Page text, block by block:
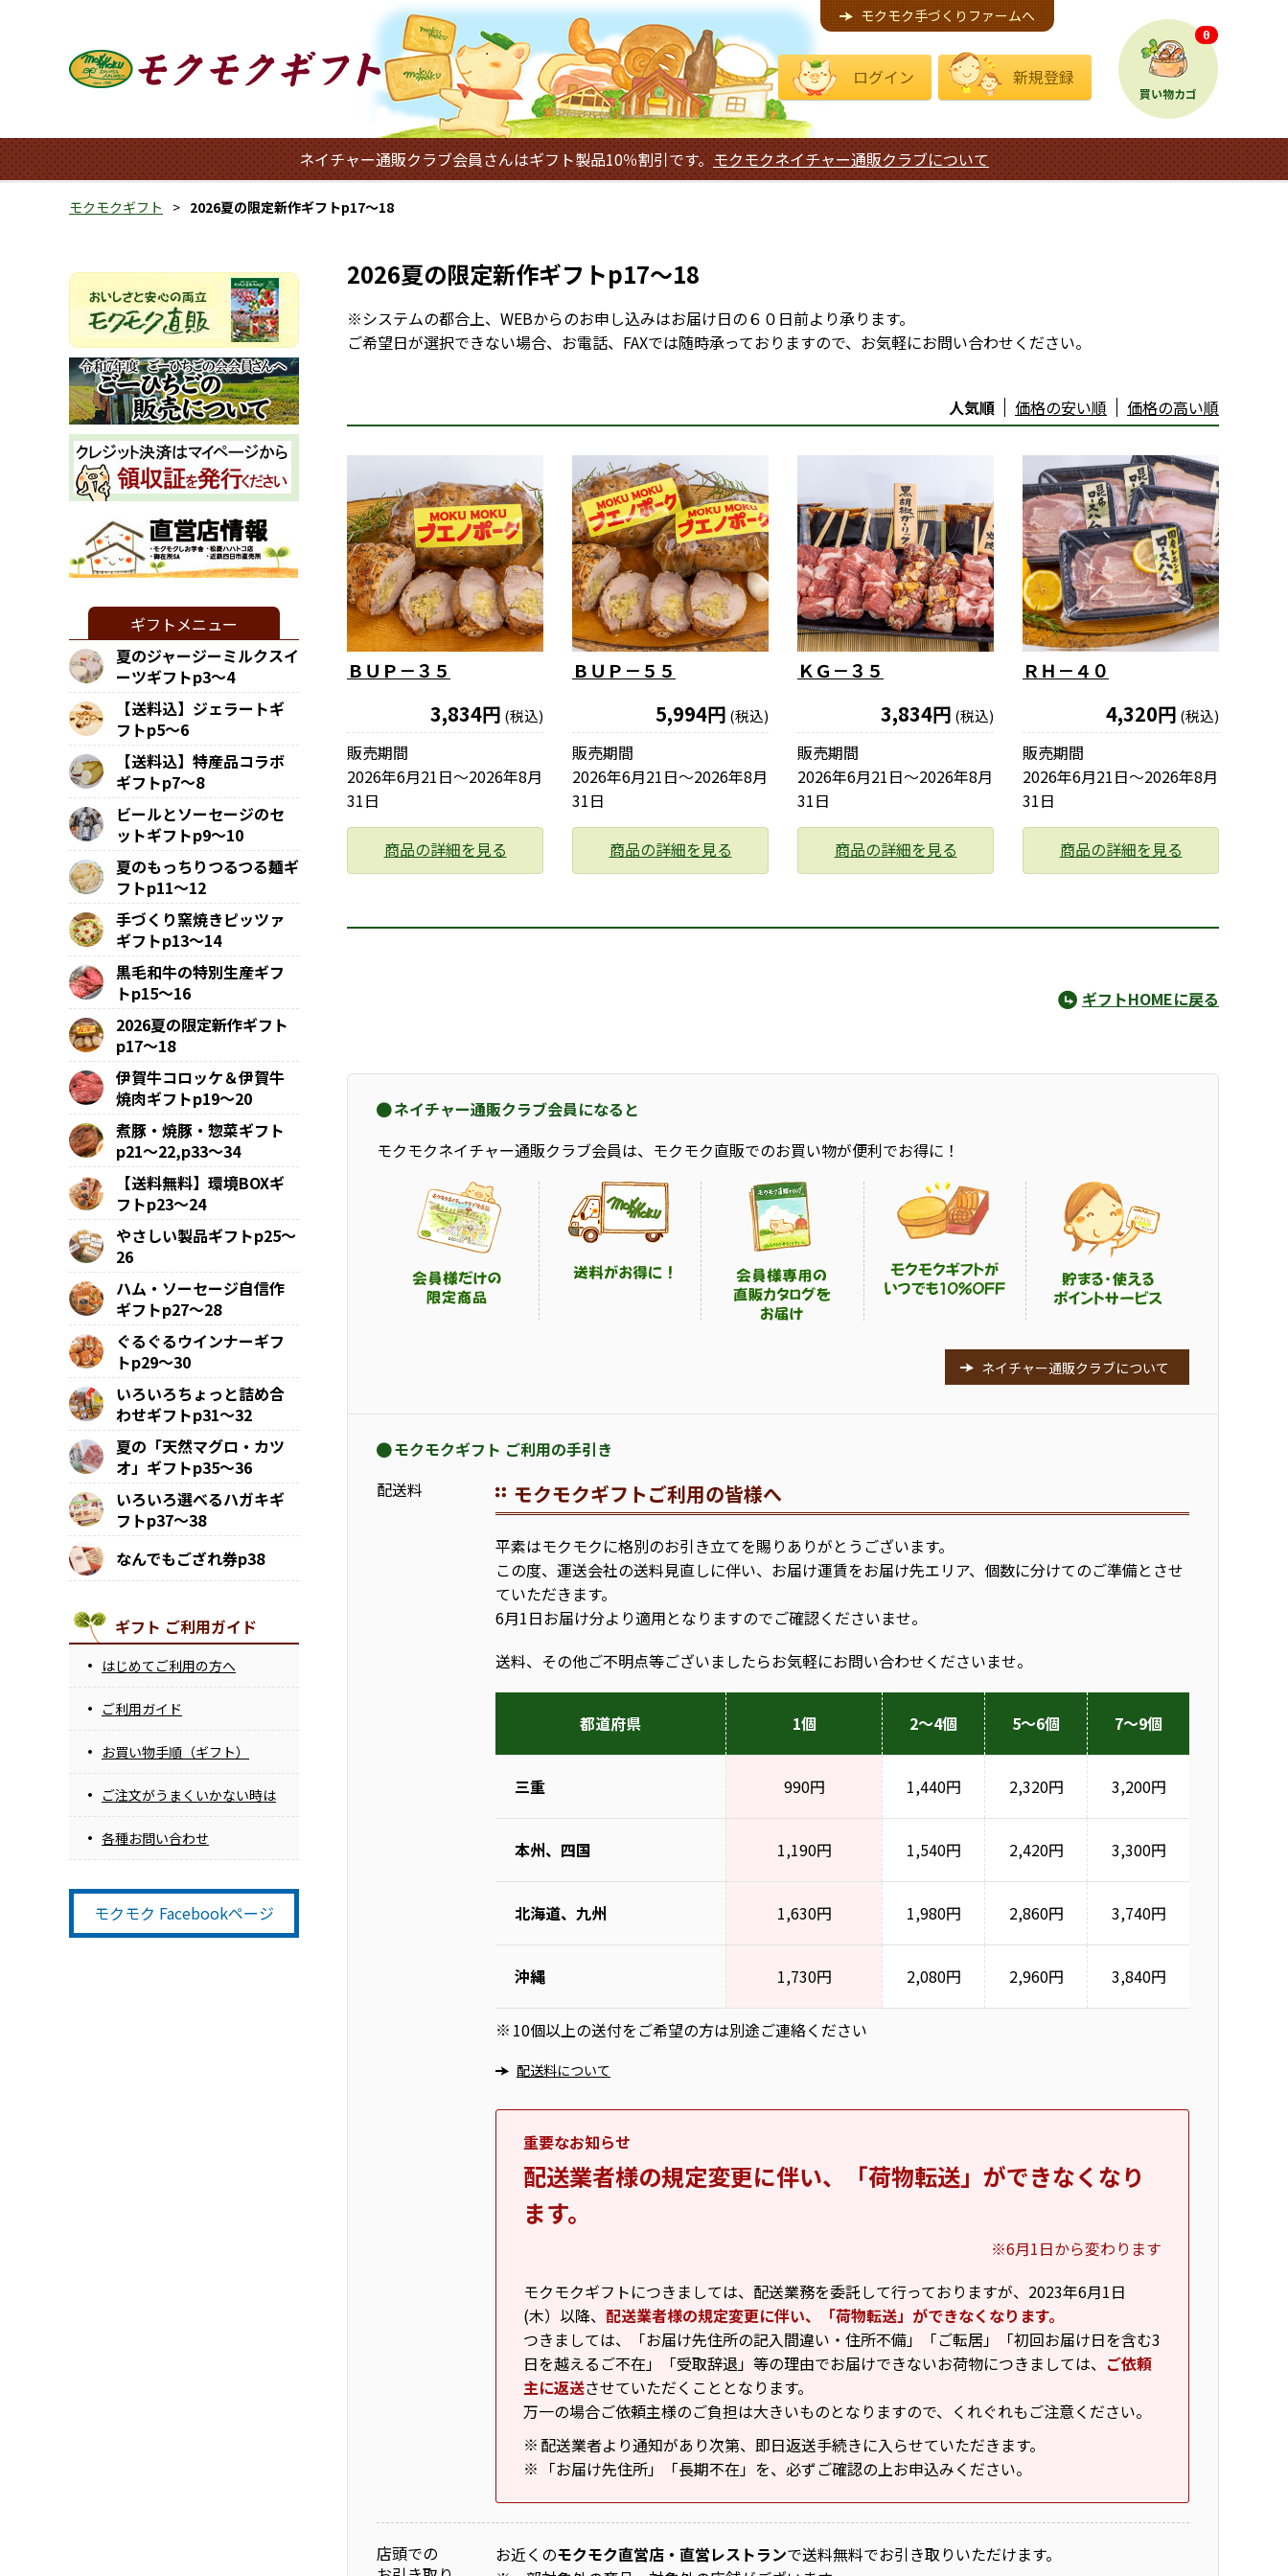
モクモク手づくりファームへ
ログイン 新規登録
買い物カゴ
0
ネイチャー通販クラブ会員さんはギフト製品10％割引です。 モクモクネイチャー通販クラブについて
モクモクギフト 2026夏の限定新作ギフトp17～18
2026夏の限定新作ギフトp17～18
※システムの都合上、WEBからのお申し込みはお届け日の６０日前より承ります。
ご希望日が選択できない場合、お電話、FAXでは随時承っておりますので、お気軽にお問い合わせください。
人気順 価格の安い順 価格の高い順
ＢＵＰ－３５
3,834円 (税込)
販売期間
2026年6月21日〜2026年8月
31日
商品の詳細を見る
ＢＵＰ－５５
5,994円 (税込)
販売期間
2026年6月21日〜2026年8月
31日
商品の詳細を見る
ＫＧ－３５
3,834円 (税込)
販売期間
2026年6月21日〜2026年8月
31日
商品の詳細を見る
ＲＨ－４０
4,320円 (税込)
販売期間
2026年6月21日〜2026年8月
31日
商品の詳細を見る
ギフトHOMEに戻る
ギフトメニュー
夏のジャージーミルクスイ
ーツギフトp3～4
【送料込】ジェラートギ
フトp5～6
【送料込】特産品コラボ
ギフトp7～8
ビールとソーセージのセ
ットギフトp9～10
夏のもっちりつるつる麺ギ
フトp11～12
手づくり窯焼きピッツァ
ギフトp13～14
黒毛和牛の特別生産ギフ
トp15～16
2026夏の限定新作ギフト
p17～18
伊賀牛コロッケ＆伊賀牛
焼肉ギフトp19～20
煮豚・焼豚・惣菜ギフト
p21～22,p33～34
【送料無料】環境BOXギ
フトp23～24
やさしい製品ギフトp25～
26
ハム・ソーセージ自信作
ギフトp27～28
ぐるぐるウインナーギフ
トp29～30
いろいろちょっと詰め合
わせギフトp31～32
夏の「天然マグロ・カツ
オ」ギフトp35～36
いろいろ選べるハガキギ
フトp37～38
なんでもござれ券p38
ギフト ご利用ガイド
はじめてご利用の方へ
ご利用ガイド
お買い物手順（ギフト）
ご注文がうまくいかない時は
各種お問い合わせ
モクモク Facebookページ
ネイチャー通販クラブ会員になると
モクモクネイチャー通販クラブ会員は、モクモク直販でのお買い物が便利でお得に！
ネイチャー通販クラブについて
モクモクギフト ご利用の手引き
配送料
モクモクギフトご利用の皆様へ
平素はモクモクに格別のお引き立てを賜りありがとうございます。
この度、運送会社の送料見直しに伴い、お届け運賃をお届け先エリア、個数に分けてのご準備とさせ
ていただきます。
6月1日お届け分より適用となりますのでご確認くださいませ。
送料、その他ご不明点等ございましたらお気軽にお問い合わせくださいませ。
都道府県 1個 2～4個 5～6個 7～9個
三重 990円 1,440円 2,320円 3,200円
本州、四国 1,190円 1,540円 2,420円 3,300円
北海道、九州 1,630円 1,980円 2,860円 3,740円
沖縄 1,730円 2,080円 2,960円 3,840円
※ 10個以上の送付をご希望の方は別途ご連絡ください
配送料について
重要なお知らせ
配送業者様の規定変更に伴い、「荷物転送」ができなくなり
ます。
※6月1日から変わります
モクモクギフトにつきましては、配送業務を委託して行っておりますが、2023年6月1日
(木）以降、 配送業者様の規定変更に伴い、「荷物転送」ができなくなります。
つきましては、「お届け先住所の記入間違い・住所不備」「ご転居」「初回お届け日を含む3
日を越えるご不在」「受取辞退」等の理由でお届けできないお荷物につきましては、 ご依頼
主に返送させていただくこととなります。
万一の場合ご依頼主様のご負担は大きいものとなりますので、くれぐれもご注意ください。
※ 配送業者より通知があり次第、即日返送手続きに入らせていただきます。
※ 「お届け先住所」「長期不在」を、必ずご確認の上お申込みください。
店頭での
お近くのモクモク直営店・直営レストランで送料無料でお引き取りいただけます。